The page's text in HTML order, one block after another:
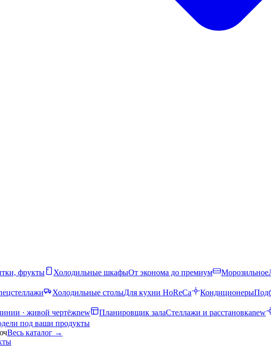
фрукты Холодильные шкафыОт эконома до премиум Морозильное
Холодильные столыДля кухни HoReCa Кондиционеры
· живой чертёжnew Планировщик залаСтеллажи и расстановкаnew
под ваши продукты
Весь каталог →